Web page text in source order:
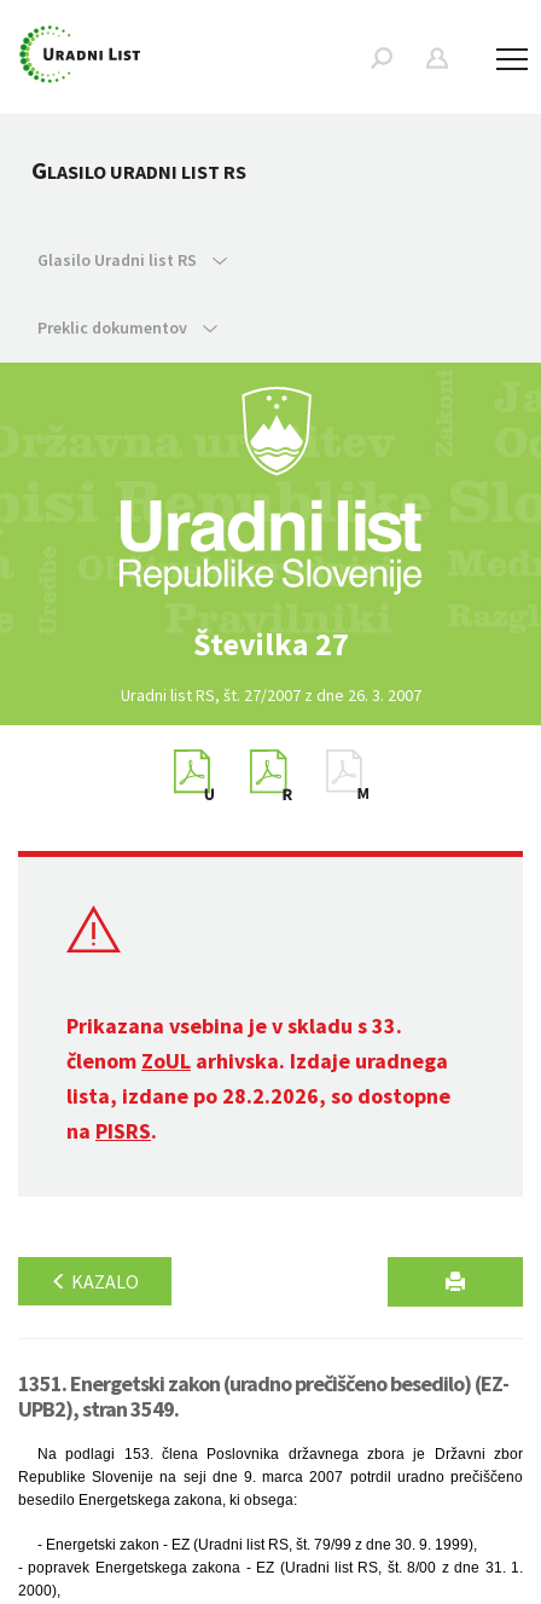
GLASILO URADNI LIST RS
Glasilo Uradni list RS
Preklic dokumentov
Številka 27
Uradni list RS, št. 27/2007 z dne 26. 3. 2007
Prikazana vsebina je v skladu s 33.
členom ZoUL arhivska. Izdaje uradnega
lista, izdane po 28.2.2026, so dostopne
na PISRS.
KAZALO
1351. Energetski zakon (uradno prečiščeno besedilo) (EZ-
UPB2), stran 3549.
Na podlagi 153. člena Poslovnika državnega zbora je Državni zbor
Republike Slovenije na seji dne 9. marca 2007 potrdil uradno prečiščeno
besedilo Energetskega zakona, ki obsega:
- Energetski zakon - EZ (Uradni list RS, št. 79/99 z dne 30. 9. 1999),
- popravek Energetskega zakona - EZ (Uradni list RS, št. 8/00 z dne 31. 1.
2000),